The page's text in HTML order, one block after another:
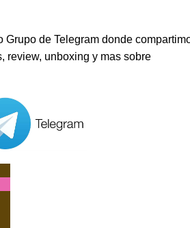
Grupo de Telegram donde
review, unboxing y mas sobre